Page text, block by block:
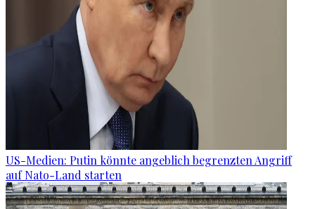
US-Medien: Putin könnte angeblich begrenzten Angriff
auf Nato-Land starten